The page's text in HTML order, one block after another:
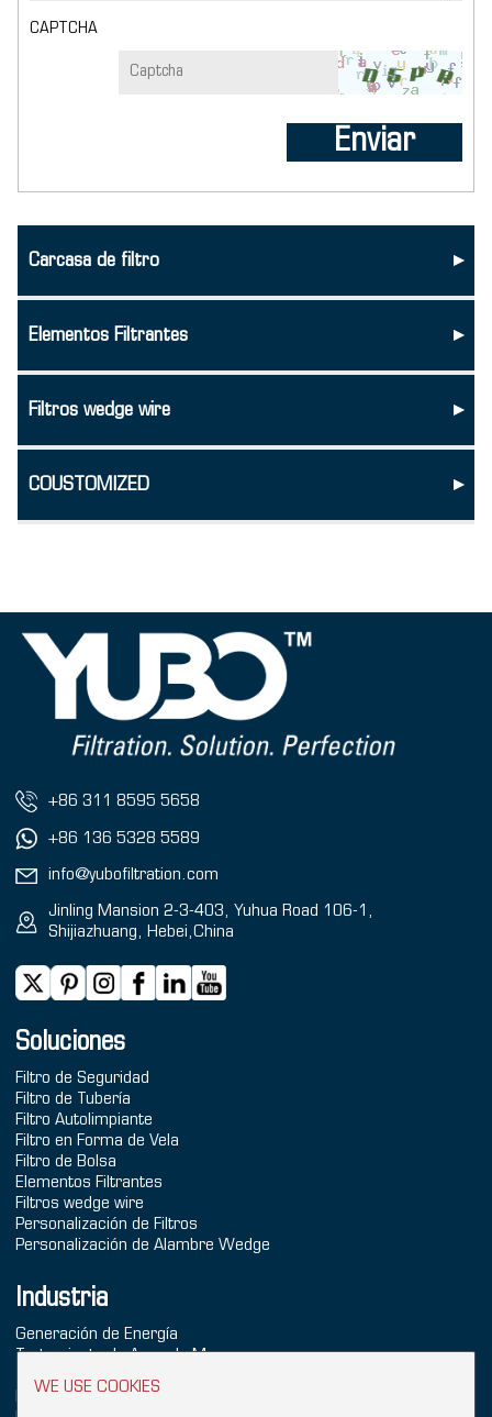
CAPTCHA
Enviar
Carcasa de filtro ▸
Elementos Filtrantes ▸
Filtros wedge wire ▸
COUSTOMIZED ▸
WE USE COOKIES
+86 311 8595 5658
+86 136 5328 5589
info@yubofiltration.com
Jinling Mansion 2-3-403, Yuhua Road 106-1,
Shijiazhuang, Hebei,China
Soluciones
Filtro de Seguridad
Filtro de Tubería
Filtro Autolimpiante
Filtro en Forma de Vela
Filtro de Bolsa
Elementos Filtrantes
Filtros wedge wire
Personalización de Filtros
Personalización de Alambre Wedge
Industria
Generación de Energía
Tratamiento de Agua de Mar
Tratamiento de Agua
Industria Química